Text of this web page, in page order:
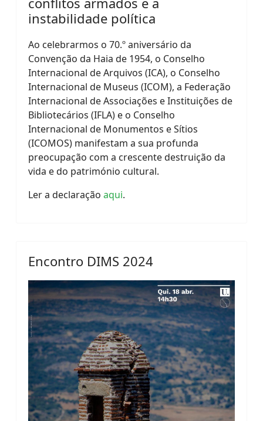
instabilidade política
Ao celebrarmos o 70.º aniversário da
Convenção da Haia de 1954, o Conselho
Internacional de Arquivos (ICA), o Conselho
Internacional de Museus (ICOM), a Federação
Internacional de Associações e Instituições de
Bibliotecários (IFLA) e o Conselho
Internacional de Monumentos e Sítios
(ICOMOS) manifestam a sua profunda
preocupação com a crescente destruição da
vida e do património cultural.
Ler a declaração aqui.
Encontro DIMS 2024